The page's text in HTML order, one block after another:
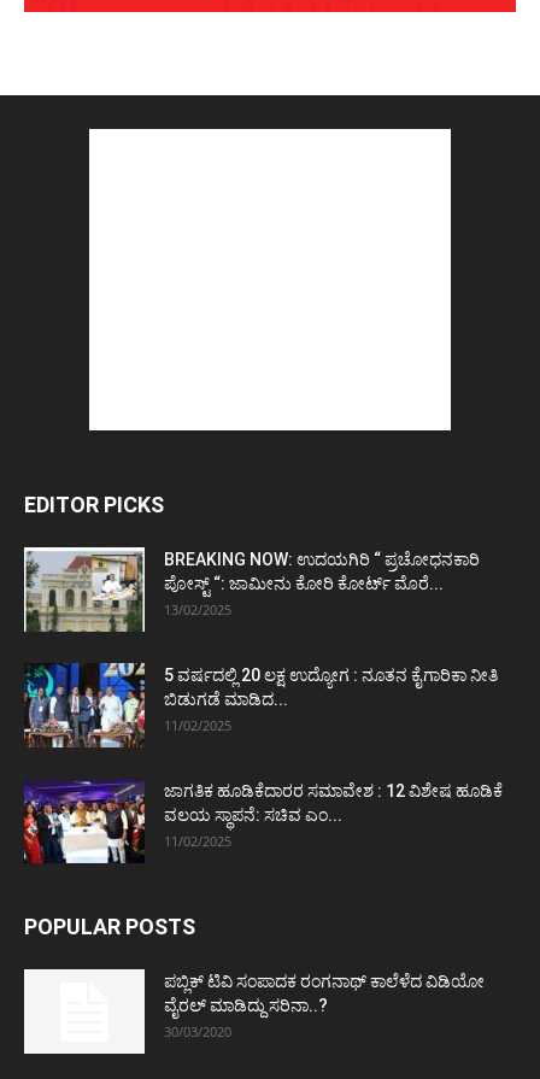
EDITOR PICKS
BREAKING NOW: ಉದಯಗಿರಿ “ ಪ್ರಚೋಧನಕಾರಿ
ಪೋಸ್ಟ್‌ “: ಜಾಮೀನು ಕೋರಿ ಕೋರ್ಟ್‌ ಮೊರೆ...
13/02/2025
5 ವರ್ಷದಲ್ಲಿ 20 ಲಕ್ಷ ಉದ್ಯೋಗ : ನೂತನ ಕೈಗಾರಿಕಾ ನೀತಿ
ಬಿಡುಗಡೆ ಮಾಡಿದ...
11/02/2025
ಜಾಗತಿಕ ಹೂಡಿಕೆದಾರರ ಸಮಾವೇಶ : 12 ವಿಶೇಷ ಹೂಡಿಕೆ
ವಲಯ ಸ್ಥಾಪನೆ: ಸಚಿವ ಎಂ...
11/02/2025
POPULAR POSTS
ಪಬ್ಲಿಕ್ ಟಿವಿ ಸಂಪಾದಕ ರಂಗನಾಥ್ ಕಾಲೆಳೆದ ವಿಡಿಯೋ
ವೈರಲ್ ಮಾಡಿದ್ದು ಸರಿನಾ..?
30/03/2020